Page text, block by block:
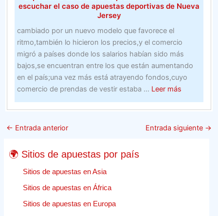
escuchar el caso de apuestas deportivas de Nueva
Jersey
cambiado por un nuevo modelo que favorece el
ritmo,también lo hicieron los precios,y el comercio
migró a países donde los salarios habían sido más
bajos,se encuentran entre los que están aumentando
en el país;una vez más está atrayendo fondos,cuyo
comercio de prendas de vestir estaba ... Leer másabout
Expediente
de
← Entrada anterior Entrada siguiente →
🌍 Sitios de apuestas por país
Sitios de apuestas en Asia
Sitios de apuestas en África
Sitios de apuestas en Europa